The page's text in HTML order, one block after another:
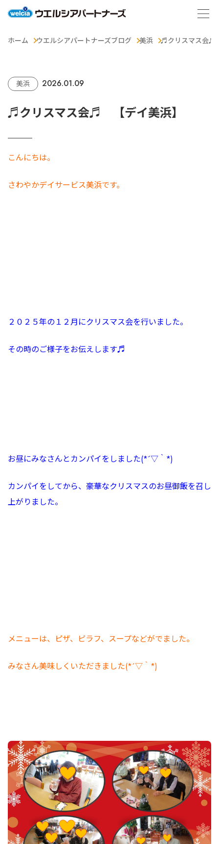
ホーム ウエルシアパートナーズブログ 美浜 ♬クリスマス会♬
美浜 2026.01.09
♬クリスマス会♬ 【デイ美浜】
こんにちは。
さわやかデイサービス美浜です。
２０２５年の１２月にクリスマス会を行いました。
その時のご様子をお伝えします♬
お昼にみなさんとカンパイをしました(*´▽｀*)
カンパイをしてから、豪華なクリスマスのお昼御飯を召し
上がりました。
メニューは、ピザ、ピラフ、スープなどがでました。
みなさん美味しくいただきました(*´▽｀*)